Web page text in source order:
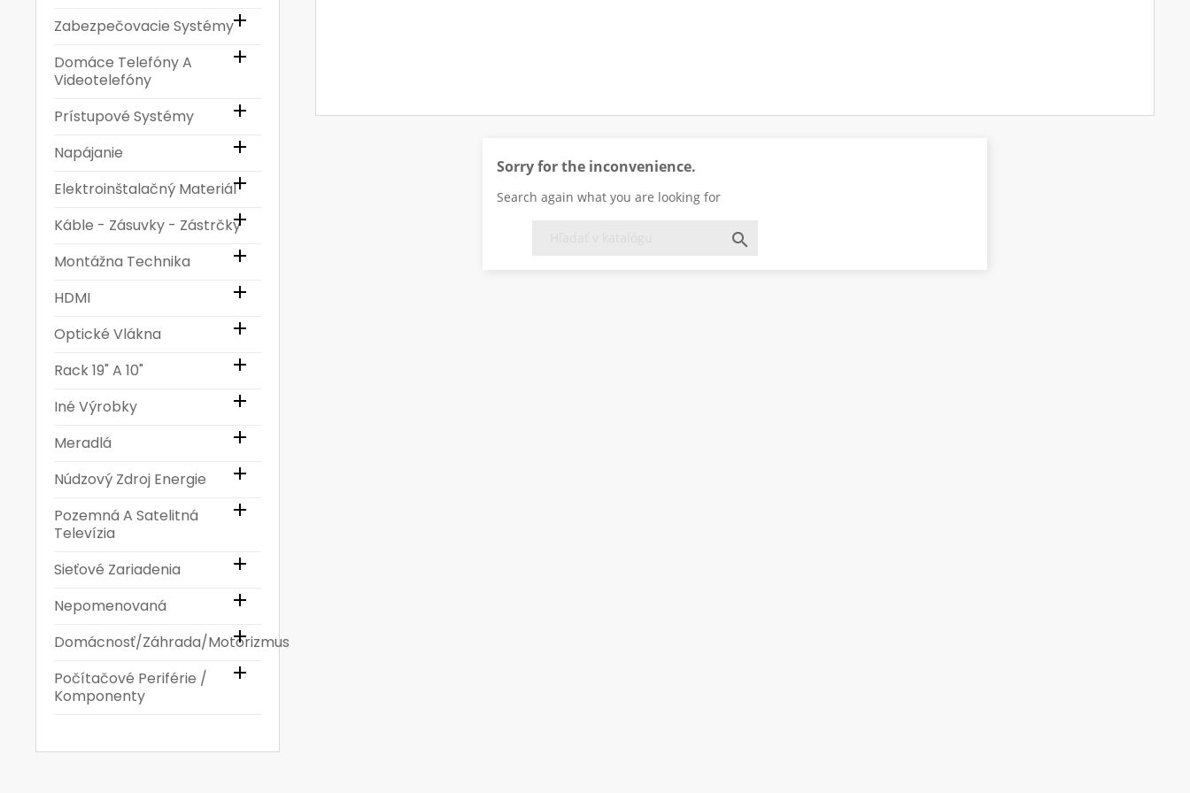
Zabezpečovacie Systémy
Domáce Telefóny A
Videotelefóny

Prístupové Systémy 
Napájanie 
Elektroinštalačný Materiál
Káble - Zásuvky - Zástrčky

Montážna Technika 
HDMI 
Optické Vlákna 
Rack 19" A 10" 
Iné Výrobky 
Meradlá 
Núdzový Zdroj Energie 
Pozemná A Satelitná
Televízia

Sieťové Zariadenia 
Nepomenovaná 
Domácnosť/Záhrada/Motorizmus

Počítačové Periférie /
Komponenty

Sorry for the inconvenience.
Search again what you are looking for
